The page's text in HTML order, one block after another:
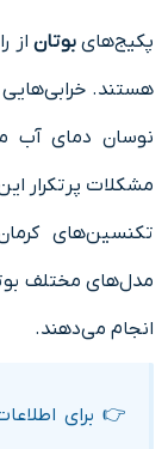
پکیج‌هایبوتان از
هستند.
نوسان دمای آب
مشکلات پرتکرار
تکنسین‌های
مدل‌های مختلف
انجام می‌دهند.
👉 برای